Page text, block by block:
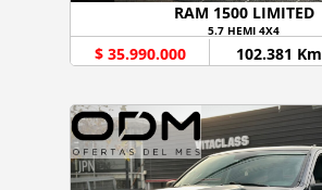
RAM 1500 LIMITED
5.7 HEMI 4X4
$ 35.990.000 102.381 Km